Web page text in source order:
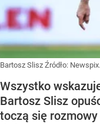
Bartosz Slisz Źródło:
Wszystko
Bartosz Slisz
toczą się